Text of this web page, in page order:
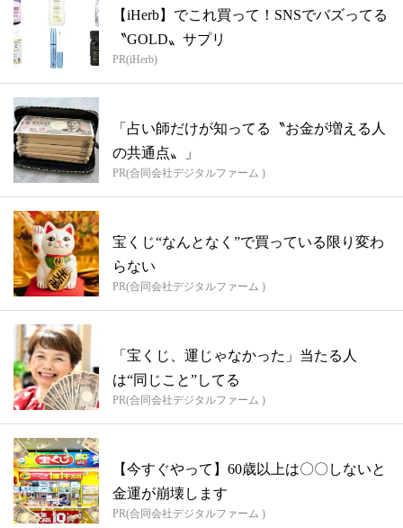
【iHerb】でこれ買って！SNSでバズってる
〝GOLD〟サプリ
PR(iHerb)
「占い師だけが知ってる〝お金が増える人
の共通点〟」
PR(合同会社デジタルファーム )
宝くじ“なんとなく”で買っている限り変わ
らない
PR(合同会社デジタルファーム )
「宝くじ、運じゃなかった」当たる人
は“同じこと”してる
PR(合同会社デジタルファーム )
【今すぐやって】60歳以上は〇〇しないと
金運が崩壊します
PR(合同会社デジタルファーム )